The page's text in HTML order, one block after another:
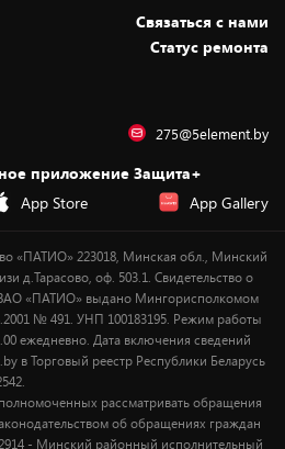
Cвязаться с нами
Статус ремонта
275@5element.by
приложение Защита+
App Store App Gallery
«ПАТИО» 223018, Минская обл., Минский
д.Тарасово, оф. 503.1. Свидетельство о
ЗАО «ПАТИО» выдано Мингорисполкомом
№ 491. УНП 100183195. Режим работы
ежедневно. Дата включения сведений
в Торговый реестр Республики Беларусь
рассматривать обращения
об обращениях граждан
- Минский районный исполнительный